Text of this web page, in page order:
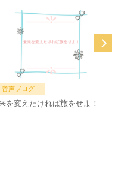
音声ブログ
を変えたければ旅をせよ！